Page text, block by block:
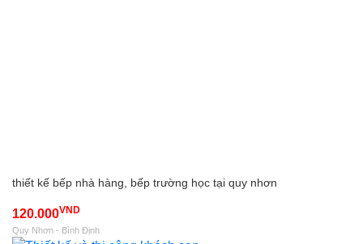
thiết kế bếp nhà hàng, bếp trường học tại quy nhơn
120.000VND
Quy Nhơn - Bình Định